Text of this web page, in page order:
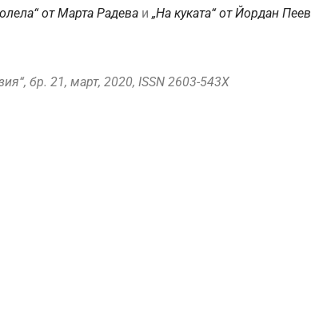
от Марта Радева и „На куката“ от Йордан Пеев
бр. 21, март, 2020, ISSN 2603-543X